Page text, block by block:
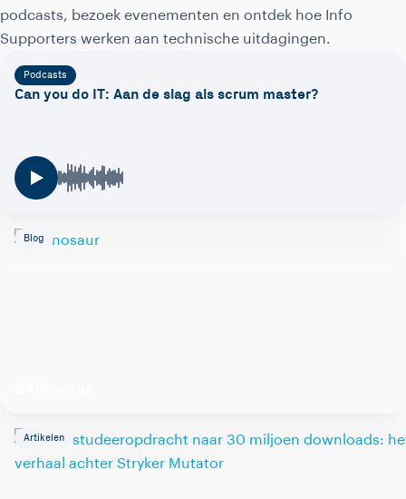
podcasts, bezoek evenementen en ontdek hoe Info
Supporters werken aan technische uitdagingen.
Podcasts
Can you do IT: Aan de slag als scrum master?
Blog
Artikelen